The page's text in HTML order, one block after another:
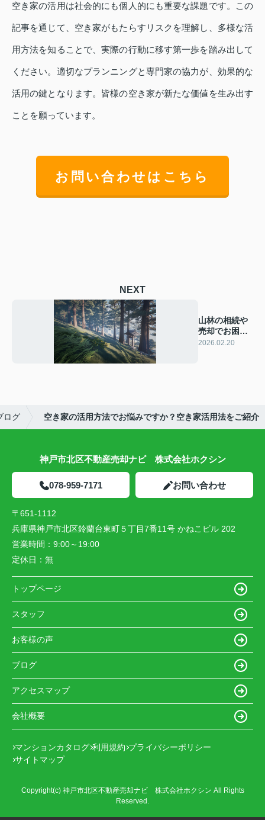
空き家の活用は社会的にも個人的にも重要な課題です。この
記事を通じて、空き家がもたらすリスクを理解し、多様な活
用方法を知ることで、実際の行動に移す第一歩を踏み出して
ください。適切なプランニングと専門家の協力が、効果的な
活用の鍵となります。皆様の空き家が新たな価値を生み出す
ことを願っています。
お問い合わせはこちら
NEXT
山林の相続や
売却でお困り
ですか？手続
2026.02.20
ログ 空き家の活用方法でお悩みですか？空き家活用法をご紹介
神戸市北区不動産売却ナビ 株式会社ホクシン
078-959-7171 お問い合わせ
〒651-1112
兵庫県神戸市北区鈴蘭台東町５丁目7番11号 かねこビル 202
営業時間： 9:00～19:00
定休日： 無
トップページ
スタッフ
お客様の声
ブログ
アクセスマップ
会社概要
マンションカタログ 利用規約 プライバシーポリシー
サイトマップ
Copyright(c) 神戸市北区不動産売却ナビ 株式会社ホクシン All Rights
Reserved.